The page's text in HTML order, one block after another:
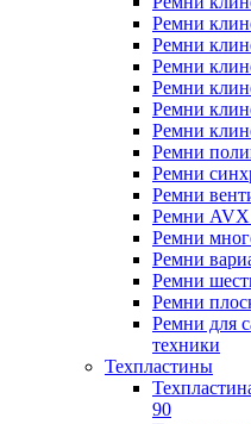
Ремни
Ремни
Ремни
Ремни
Ремни
Ремни
Ремни
Ремни
Ремни
Ремни
Ремни
Ремни
Ремни
Ремни
Ремни для
техники
Техпластины
90